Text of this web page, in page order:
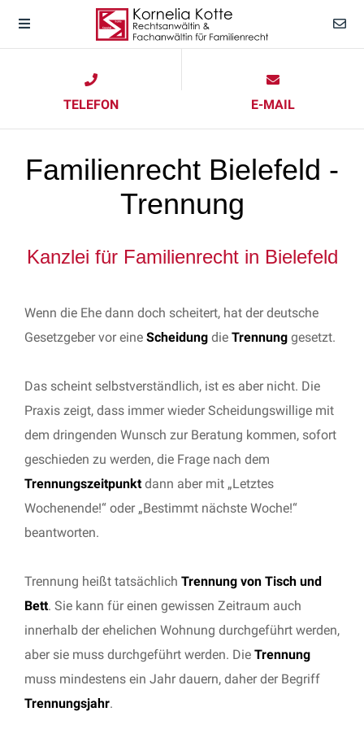
TELEFON E-MAIL
Familienrecht Bielefeld -
Trennung
Kanzlei für Familienrecht in Bielefeld
Wenn die Ehe dann doch scheitert, hat der deutsche
Gesetzgeber vor eine Scheidung die Trennung gesetzt.
Das scheint selbstverständlich, ist es aber nicht. Die
Praxis zeigt, dass immer wieder Scheidungswillige mit
dem dringenden Wunsch zur Beratung kommen, sofort
geschieden zu werden, die Frage nach dem
Trennungszeitpunktdann aber mit „Letztes
Wochenende!“ oder „Bestimmt nächste Woche!“
beantworten.
Trennung heißt tatsächlich Trennung von Tisch und
Bett. Sie kann für einen gewissen Zeitraum auch
innerhalb der ehelichen Wohnung durchgeführt werden,
aber sie muss durchgeführt werden. Die Trennung
muss mindestens ein Jahr dauern, daher der Begriff
Trennungsjahr.